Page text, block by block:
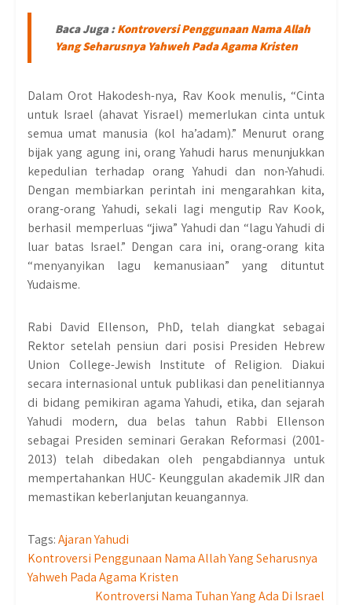
Baca Juga :Kontroversi Penggunaan Nama Allah
Yang Seharusnya Yahweh Pada Agama Kristen
Dalam Orot Hakodesh-nya, Rav Kook menulis, “Cinta
untuk Israel (ahavat Yisrael) memerlukan cinta untuk
semua umat manusia (kol ha’adam).” Menurut orang
bijak yang agung ini, orang Yahudi harus menunjukkan
kepedulian terhadap orang Yahudi dan non-Yahudi.
Dengan membiarkan perintah ini mengarahkan kita,
orang-orang Yahudi, sekali lagi mengutip Rav Kook,
berhasil memperluas “jiwa” Yahudi dan “lagu Yahudi di
luar batas Israel.” Dengan cara ini, orang-orang kita
“menyanyikan lagu kemanusiaan” yang dituntut
Yudaisme.
Rabi David Ellenson, PhD, telah diangkat sebagai
Rektor setelah pensiun dari posisi Presiden Hebrew
Union College-Jewish Institute of Religion. Diakui
secara internasional untuk publikasi dan penelitiannya
di bidang pemikiran agama Yahudi, etika, dan sejarah
Yahudi modern, dua belas tahun Rabbi Ellenson
sebagai Presiden seminari Gerakan Reformasi (2001-
2013) telah dibedakan oleh pengabdiannya untuk
mempertahankan HUC- Keunggulan akademik JIR dan
memastikan keberlanjutan keuangannya.
Tags:Ajaran Yahudi
Post
navigation
Kontroversi Penggunaan Nama Allah Yang Seharusnya
Yahweh Pada Agama Kristen
Kontroversi Nama Tuhan Yang Ada Di Israel